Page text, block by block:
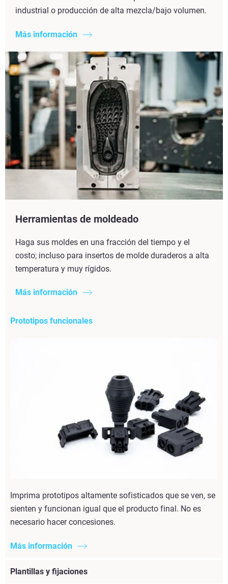
industrial o producción de alta mezcla/bajo volumen.
Más información
Herramientas de moldeado
Haga sus moldes en una fracción del tiempo y el
costo; incluso para insertos de molde duraderos a alta
temperatura y muy rígidos.
Más información
Prototipos funcionales
Imprima prototipos altamente sofisticados que se ven, se
sienten y funcionan igual que el producto final. No es
necesario hacer concesiones.
Más información
Plantillas y fijaciones